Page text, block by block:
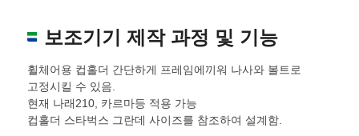
보조기기 제작 과정 및 기능
휠체어용 컵홀더 간단하게 프레임에끼워 나사와 볼트로
고정시킬 수 있음.
현재 나래210, 카르마등 적용 가능
컵홀더 스타벅스 그란데 사이즈를 참조하여 설계함.